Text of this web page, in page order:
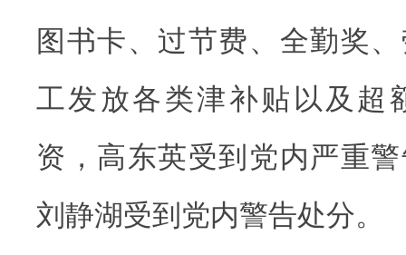
图书卡、过节费、全勤奖
工发放各类津补贴以及超
资，高东英受到党内严重
刘静湖受到党内警告处分。